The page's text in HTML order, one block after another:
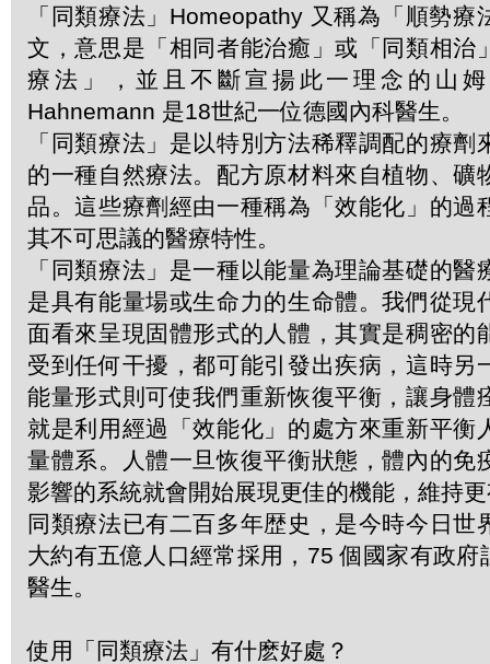
「同類療法」Homeopathy 又稱為「順勢療
文，意思是「相同者能治癒」或「同類相治
療法」，並且不斷宣揚此一理念的山
Hahnemann 是18世紀一位德國內科醫生。
「同類療法」是以特別方法稀釋調配的療劑
的一種自然療法。配方原材料來自植物、礦
品。這些療劑經由一種稱為「效能化」的過
其不可思議的醫療特性。
「同類療法」是一種以能量為理論基礎的醫
是具有能量場或生命力的生命體。我們從現
面看來呈現固體形式的人體，其實是稠密的
受到任何干擾，都可能引發出疾病，這時另
能量形式則可使我們重新恢復平衡，讓身體
就是利用經過「效能化」的處方來重新平衡
量體系。人體一旦恢復平衡狀態，體內的免
影響的系統就會開始展現更佳的機能，維持
同類療法已有二百多年歴史，是今時今日世
大約有五億人口經常採用，75 個國家有政府
醫生。
使用「同類療法」有什麽好處？